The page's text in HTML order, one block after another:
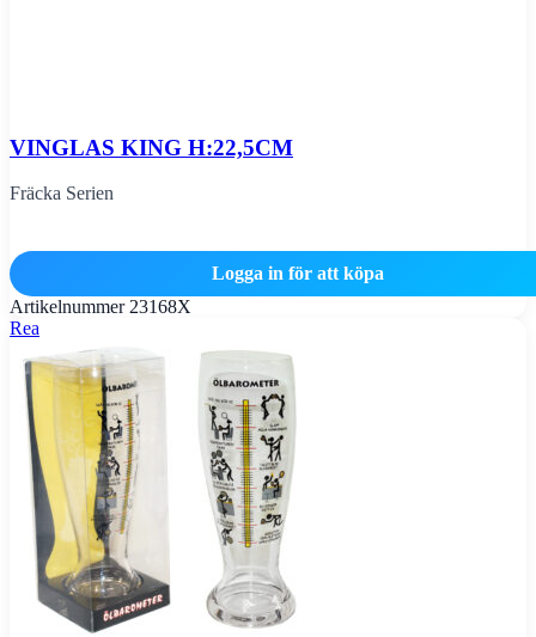
VINGLAS KING H:22,5CM
Fräcka Serien
Logga in för att köpa
Artikelnummer 23168X
Rea